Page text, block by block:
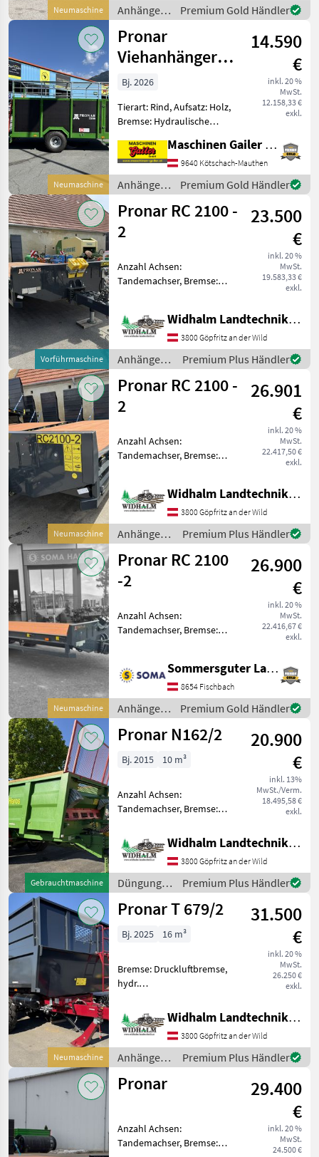
Neumaschine
Tandemfahrwerk mit
Parabelfederung
Anhänger /
Pronar
Premium Gold Händler
Neumaschine
Pronar
Viehanhänger
T046 (Kurier 6)
Top Ausstattung
14.590
€
inkl. 20 %
MwSt.
12.158,33 €
exkl.
Bj. 2026
Tierart: Rind, Aufsatz: Holz,
Bremse: Hydraulische
Planenaufbau, Plane
Pronar Viehanhänger
T046/1 (Kurier10)
Neumaschine mit folgender
Ausstattung
Maschinen Gailer GmbH
9640 Kötschach-Mauthen
Anhänger /
Pronar
Premium Gold Händler
Vorführmaschine
Pronar RC 2100 -
2
23.500
€
inkl. 20 %
MwSt.
19.583,33 €
exkl.
Anzahl Achsen:
Tandemachser, Bremse:
Bremse: Druckluftbremse,
Typenschein, Hydraulischer
Stützfuß hydr. Stützfuß,
Druckluftbrem
Widhalm Landtechnik GmbH
3800 Göpfritz an der Wild
Anhänger /
Pronar
Premium Plus Händler
Neumaschine
Pronar RC 2100 -
2
26.901
€
inkl. 20 %
MwSt.
22.417,50 €
exkl.
Anzahl Achsen:
Tandemachser, Bremse:
Bremse: Druckluftbremse,
Typenschein, Hydraulischer
Stützfuß hydr. Stützfuß,
Druckluftbre
Widhalm Landtechnik GmbH
3800 Göpfritz an der Wild
Anhänger /
Pronar
Premium Plus Händler
Neumaschine
Pronar RC 2100
-2
26.900
€
inkl. 20 %
MwSt.
22.416,67 €
exkl.
Anzahl Achsen:
Tandemachser, Bremse:
Bremse: Druckluftbremse,
Hydraulischer Stützfuß -
hydr. Stützfuß -
Druckluftbremse mit AL
Sommersguter Landmaschinen GmbH
8654 Fischbach
Anhänger /
Pronar
Premium Gold Händler
Gebrauchtmaschine
Pronar N162/2
20.900
€
inkl. 13%
MwSt./Verm.
18.495,58 €
exkl.
Bj. 2015 10 m³
Anzahl Achsen:
Tandemachser, Bremse:
Hydraulischer Vorschub
keine
Gemeinschaftsmaschine!
nur eigengebrauch, 15to
Gesamtgewicht, Bereifung
500
Widhalm Landtechnik GmbH
3800 Göpfritz an der Wild
Düngung
und
Beregnung
Premium Plus Händler
Neumaschine
Pronar T 679/2
31.500
€
inkl. 20 %
MwSt.
26.250 €
exkl.
Bj. 2025 16 m³
Bremse: Druckluftbremse,
hydr.
Typenschein, Hydraulischer
Stützfuß, Automatische
Rückwand Hardox
Ausführung, Aufsätze
800mm, hintere
Widhalm Landtechnik GmbH
3800 Göpfritz an der Wild
Anhänger /
Pronar
Premium Plus Händler
Pronar
29.400
€
inkl. 20 %
MwSt.
24.500 €
Anzahl Achsen:
Tandemachser, Bremse: